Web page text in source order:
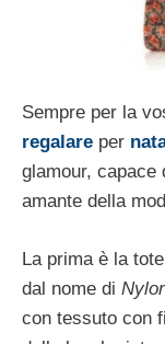
Sempre per la
regalare per
glamour, capace
amante della
La prima è la
dal nome di
con tessuto con